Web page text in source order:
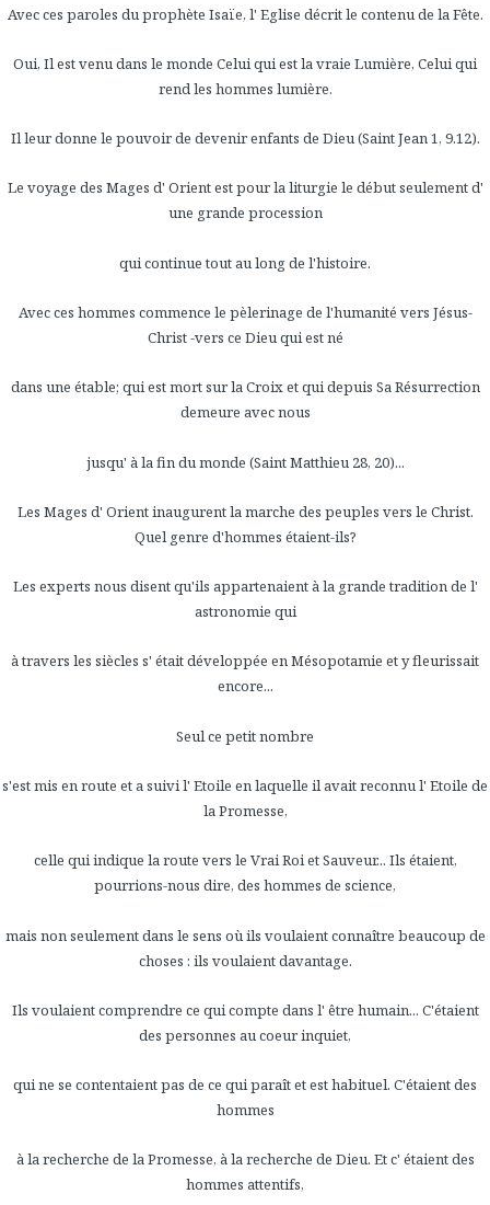
Avec ces paroles du prophète Isaïe, l' Eglise décrit le contenu de la Fête.
Oui, Il est venu dans le monde Celui qui est la vraie Lumière, Celui qui
rend les hommes lumière.
Il leur donne le pouvoir de devenir enfants de Dieu (Saint Jean 1, 9.12).
Le voyage des Mages d' Orient est pour la liturgie le début seulement d'
une grande procession
qui continue tout au long de l'histoire.
Avec ces hommes commence le pèlerinage de l'humanité vers Jésus-
Christ -vers ce Dieu qui est né
dans une étable; qui est mort sur la Croix et qui depuis Sa Résurrection
demeure avec nous
jusqu' à la fin du monde (Saint Matthieu 28, 20)...
Les Mages d' Orient inaugurent la marche des peuples vers le Christ.
Quel genre d'hommes étaient-ils?
Les experts nous disent qu'ils appartenaient à la grande tradition de l'
astronomie qui
à travers les siècles s' était développée en Mésopotamie et y fleurissait
encore...
Seul ce petit nombre
s'est mis en route et a suivi l' Etoile en laquelle il avait reconnu l' Etoile de
la Promesse,
celle qui indique la route vers le Vrai Roi et Sauveur... Ils étaient,
pourrions-nous dire, des hommes de science,
mais non seulement dans le sens où ils voulaient connaître beaucoup de
choses : ils voulaient davantage.
Ils voulaient comprendre ce qui compte dans l' être humain... C'étaient
des personnes au coeur inquiet,
qui ne se contentaient pas de ce qui paraît et est habituel. C'étaient des
hommes
à la recherche de la Promesse, à la recherche de Dieu. Et c' étaient des
hommes attentifs,